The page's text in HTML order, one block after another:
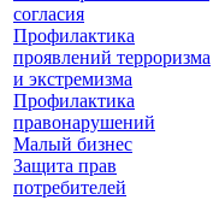
согласия
Профилактика
проявлений терроризма
и экстремизма
Профилактика
правонарушений
Малый бизнес
Защита прав
потребителей